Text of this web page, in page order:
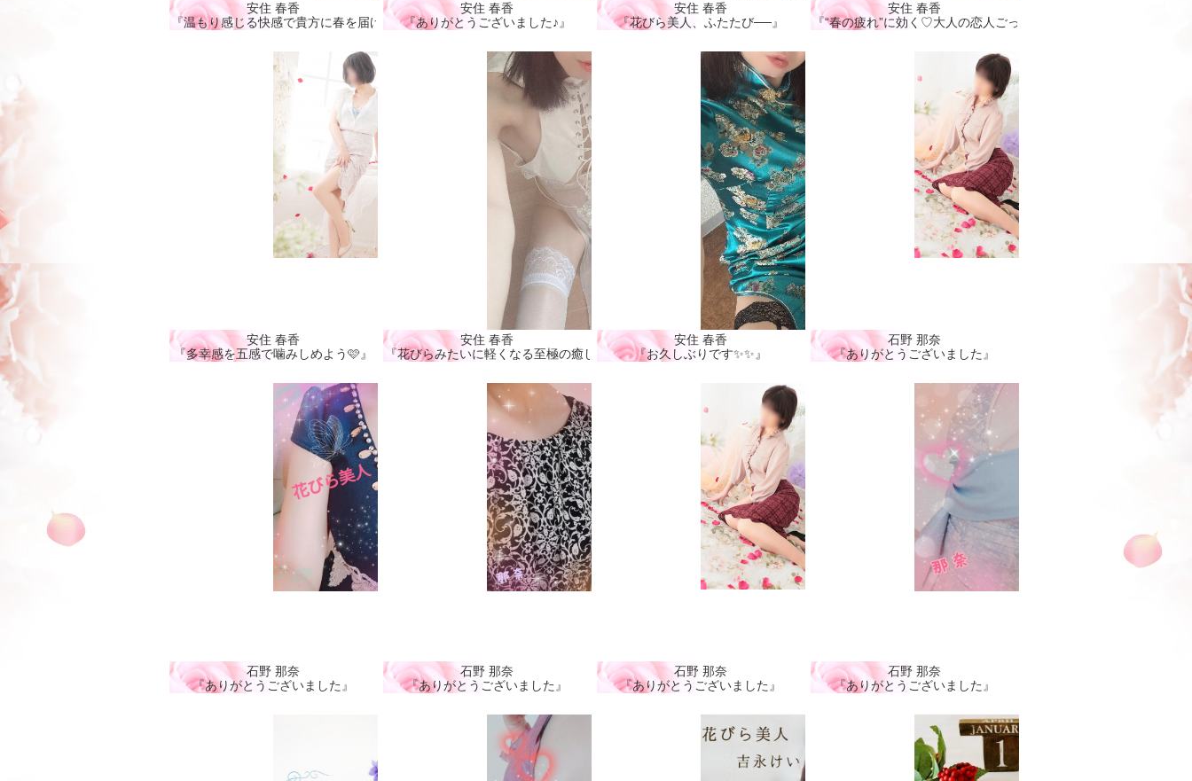
安住 春香
『温もり感じる快感で貴方に春を届ける🩷』
安住 春香
『ありがとうございました♪』
安住 春香
『花びら美人、ふたたび──』
安住 春香
『“春の疲れ”に効く♡大人の恋人ごっこ🩷』
安住 春香
『多幸感を五感で噛みしめよう🩷』
安住 春香
『花びらみたいに軽くなる至極の癒し🩷』
安住 春香
『お久しぶりです✨✨』
石野 那奈
『ありがとうございました』
石野 那奈
『ありがとうございました』
石野 那奈
『ありがとうございました』
石野 那奈
『ありがとうございました』
石野 那奈
『ありがとうございました』